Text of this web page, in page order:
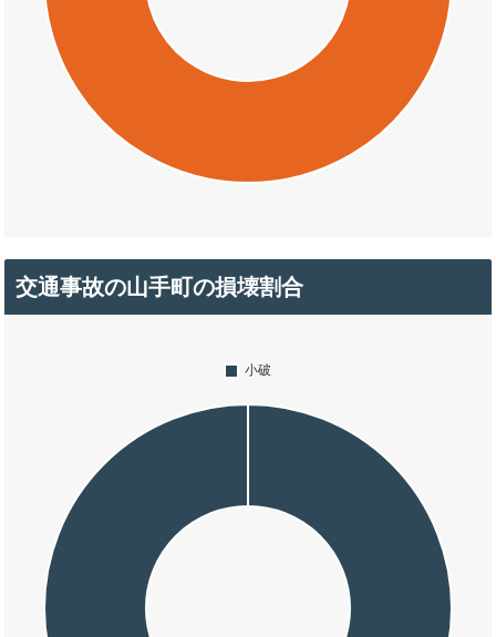
交通事故の山手町の損壊割合